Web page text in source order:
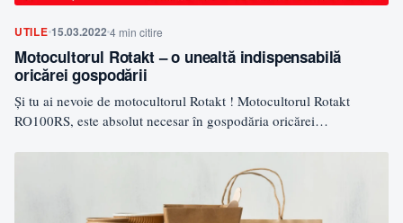
UTILE 15.03.2022 4 min citire
Motocultorul Rotakt – o unealtă indispensabilă
oricărei gospodării
Și tu ai nevoie de motocultorul Rotakt ! Motocultorul Rotakt
RO100RS, este absolut necesar în gospodăria oricărei